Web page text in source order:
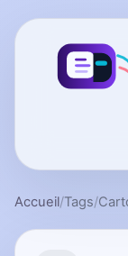
Accueil/Tags/